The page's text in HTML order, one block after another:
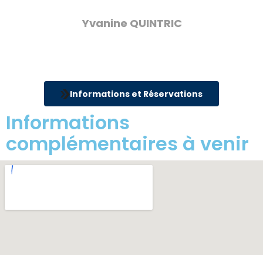
Yvanine QUINTRIC
Informations et Réservations
Informations
complémentaires à venir